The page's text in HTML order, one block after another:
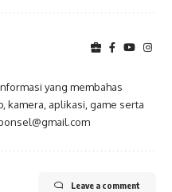
yang membahas
kamera, aplikasi, game serta
Leave a comment